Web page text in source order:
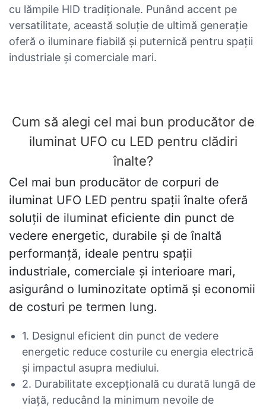
cu lămpile HID tradiționale. Punând accent pe
versatilitate, această soluție de ultimă generație
oferă o iluminare fiabilă și puternică pentru spații
industriale și comerciale mari.
Cum să alegi cel mai bun producător de
iluminat UFO cu LED pentru clădiri
înalte?
Cel mai bun producător de corpuri de
iluminat UFO LED pentru spații înalte oferă
soluții de iluminat eficiente din punct de
vedere energetic, durabile și de înaltă
performanță, ideale pentru spații
industriale, comerciale și interioare mari,
asigurând o luminozitate optimă și economii
de costuri pe termen lung.
1. Designul eficient din punct de vedere
energetic reduce costurile cu energia electrică
și impactul asupra mediului.
2. Durabilitate excepțională cu durată lungă de
viață, reducând la minimum nevoile de